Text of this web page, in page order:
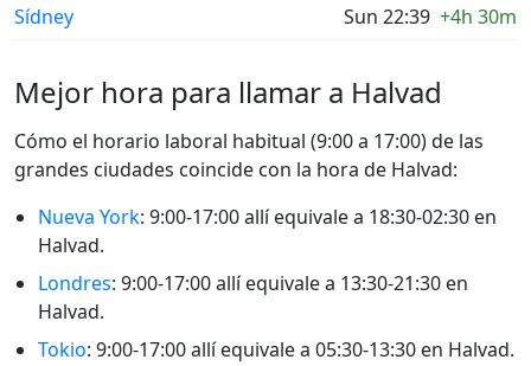
Sídney Sun 22:39 +4h 30m
Mejor hora para llamar a Halvad
Cómo el horario laboral habitual (9:00 a 17:00) de las
grandes ciudades coincide con la hora de Halvad:
Nueva York: 9:00-17:00 allí equivale a 18:30-02:30 en
Halvad.
Londres: 9:00-17:00 allí equivale a 13:30-21:30 en
Halvad.
Tokio: 9:00-17:00 allí equivale a 05:30-13:30 en Halvad.